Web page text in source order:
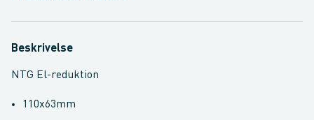
Beskrivelse
NTG El-reduktion
110x63mm